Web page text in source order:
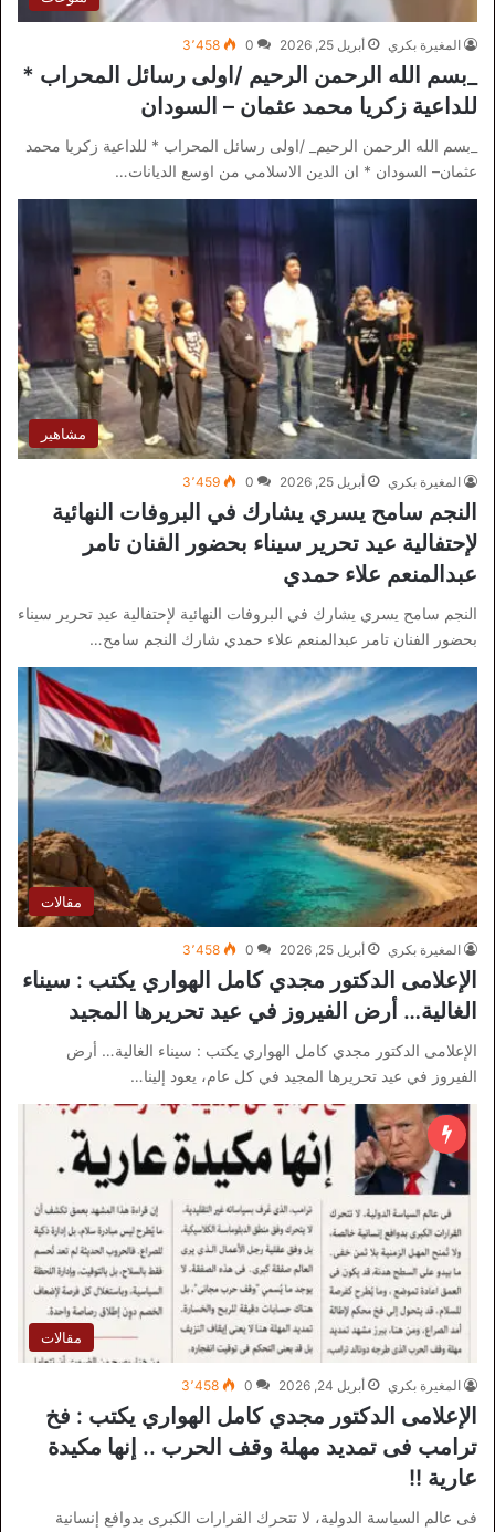
المغيرة بكري أبريل 25, 2026 0 3٬458
_بسم الله الرحمن الرحيم /اولى رسائل المحراب *
للداعية زكريا محمد عثمان – السودان
_بسم الله الرحمن الرحيم_ /اولى رسائل المحراب * للداعية زكريا محمد
عثمان– السودان * ان الدين الاسلامي من اوسع الديانات…
مشاهير
المغيرة بكري أبريل 25, 2026 0 3٬459
النجم سامح يسري يشارك في البروفات النهائية
لإحتفالية عيد تحرير سيناء بحضور الفنان تامر
عبدالمنعم علاء حمدي
النجم سامح يسري يشارك في البروفات النهائية لإحتفالية عيد تحرير سيناء
بحضور الفنان تامر عبدالمنعم علاء حمدي شارك النجم سامح…
مقالات
المغيرة بكري أبريل 25, 2026 0 3٬458
الإعلامى الدكتور مجدي كامل الهواري يكتب : سيناء
الغالية… أرض الفيروز في عيد تحريرها المجيد
الإعلامى الدكتور مجدي كامل الهواري يكتب : سيناء الغالية… أرض
الفيروز في عيد تحريرها المجيد في كل عام، يعود إلينا…
مقالات
المغيرة بكري أبريل 24, 2026 0 3٬458
الإعلامى الدكتور مجدي كامل الهواري يكتب : فخ
ترامب فى تمديد مهلة وقف الحرب .. إنها مكيدة
عارية !!
فى عالم السياسة الدولية، لا تتحرك القرارات الكبرى بدوافع إنسانية